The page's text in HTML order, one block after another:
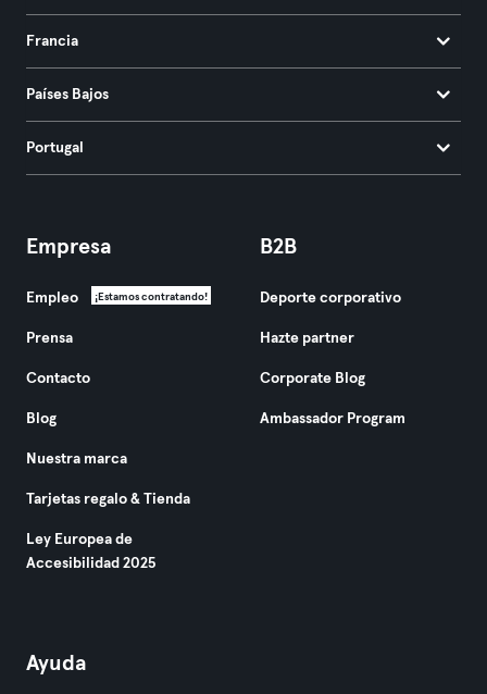
Francia
Países Bajos
Portugal
Empresa
Empleo ¡Estamos contratando!
Prensa
Contacto
Blog
Nuestra marca
Tarjetas regalo & Tienda
Ley Europea de
Accesibilidad 2025
B2B
Deporte corporativo
Hazte partner
Corporate Blog
Ambassador Program
Ayuda